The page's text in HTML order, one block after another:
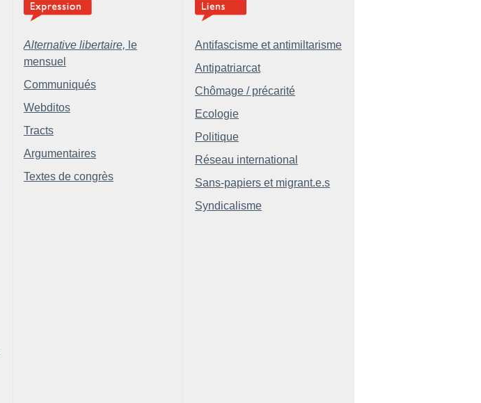
Alternative libertaire, le
mensuel
Communiqués
Webditos
Tracts
Argumentaires
Textes de congrès
Antifascisme et antimiltarisme
Antipatriarcat
Chômage / précarité
Ecologie
Politique
Réseau international
Sans-papiers et migrant.e.s
Syndicalisme